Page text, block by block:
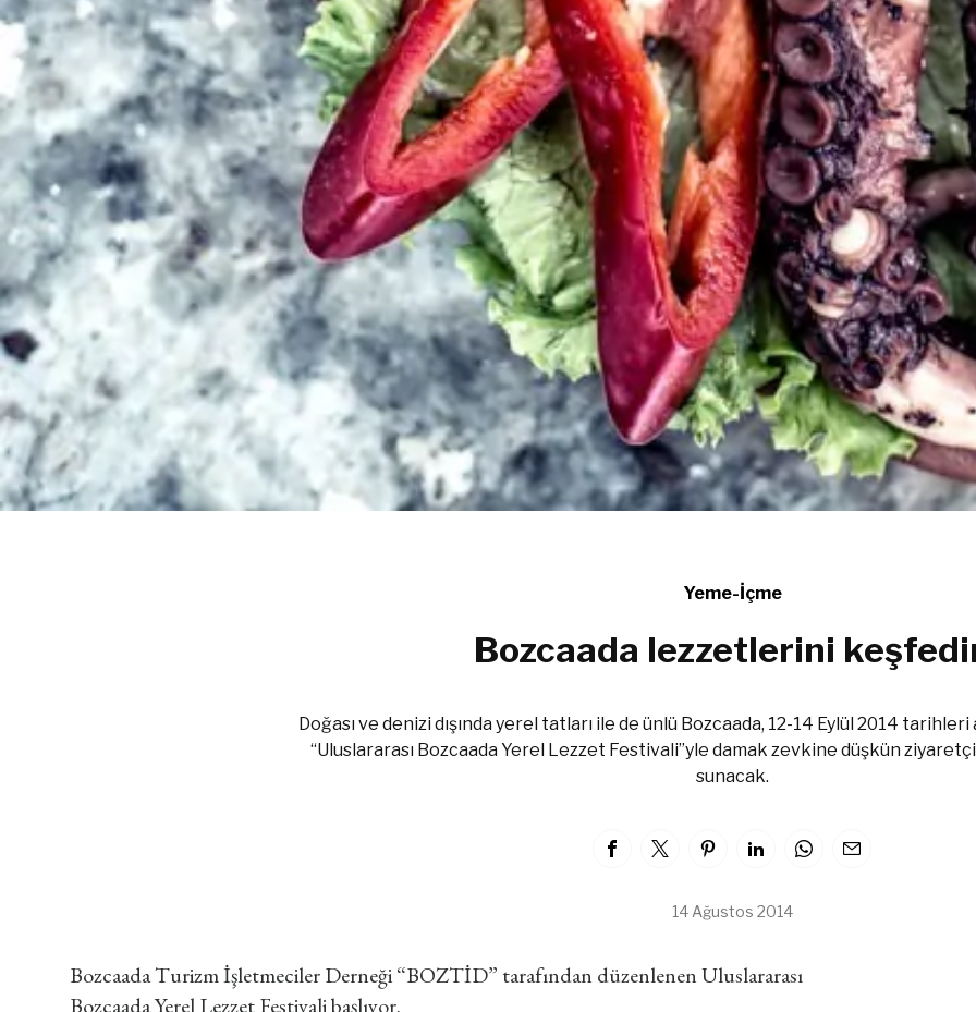
Yeme-İçme
Bozcaada lezzetlerini
Doğası ve denizi dışında yerel tatları ile de ünlü Bozcaada, 12-14 Eylül 2014
“Uluslararası Bozcaada Yerel Lezzet Festivali”yle damak zevkine düşkün
sunacak.
14 Ağustos 2014
Bozcaada Turizm İşletmeciler Derneği “BOZTİD” tarafından düzenlenen Uluslararası
Bozcaada Yerel Lezzet Festivali başlıyor.